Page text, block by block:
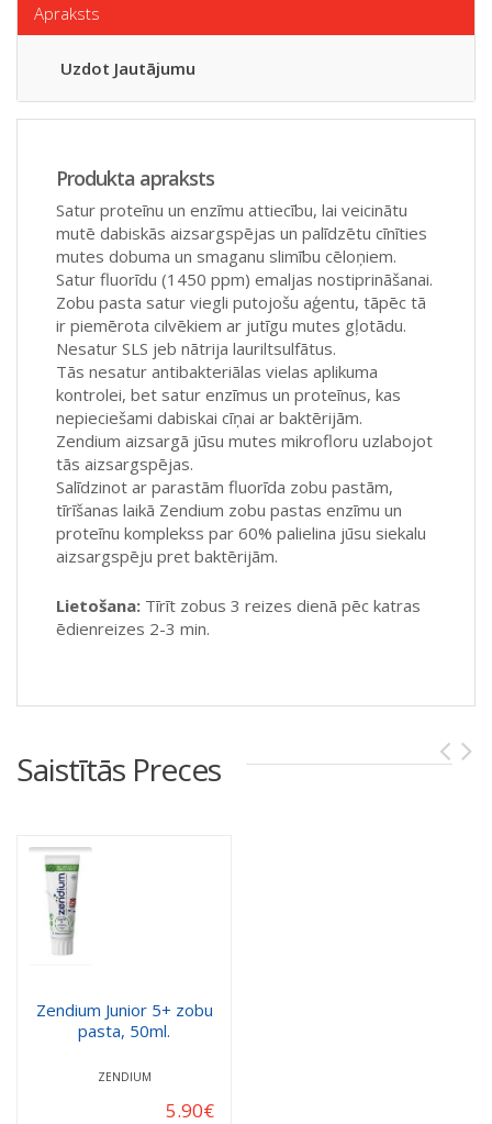
Apraksts
Uzdot Jautājumu
Produkta apraksts
Satur proteīnu un enzīmu attiecību, lai veicinātu
mutē dabiskās aizsargspējas un palīdzētu cīnīties
mutes dobuma un smaganu slimību cēloņiem.
Satur fluorīdu (1450 ppm) emaljas nostiprināšanai.
Zobu pasta satur viegli putojošu aģentu, tāpēc tā
ir piemērota cilvēkiem ar jutīgu mutes gļotādu.
Nesatur SLS jeb nātrija lauriltsulfātus.
Tās nesatur antibakteriālas vielas aplikuma
kontrolei, bet satur enzīmus un proteīnus, kas
nepieciešami dabiskai cīņai ar baktērijām.
Zendium aizsargā jūsu mutes mikrofloru uzlabojot
tās aizsargspējas.
Salīdzinot ar parastām fluorīda zobu pastām,
tīrīšanas laikā Zendium zobu pastas enzīmu un
proteīnu komplekss par 60% palielina jūsu siekalu
aizsargspēju pret baktērijām.
Lietošana: Tīrīt zobus 3 reizes dienā pēc katras
ēdienreizes 2-3 min.
Saistītās Preces
Zendium Junior 5+ zobu
pasta, 50ml.
ZENDIUM
5.90€